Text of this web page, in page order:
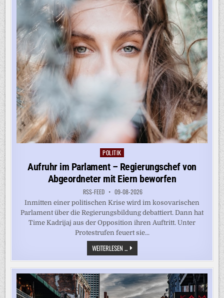
Posted
POLITIK
Aufruhr im Parlament – Regierungschef von
Abgeordneter mit Eiern beworfen
RSS-FEED 09-08-2026
Inmitten einer politischen Krise wird im kosovarischen
Parlament über die Regierungsbildung debattiert. Dann hat
Time Kadrijaj aus der Opposition ihren Auftritt. Unter
Protestrufen feuert sie...
WEITERLESEN ...AUFRUHR
IM
PARLAMENT
–
REGIERUNGSCHEF
VON
ABGEORDNETER
MIT